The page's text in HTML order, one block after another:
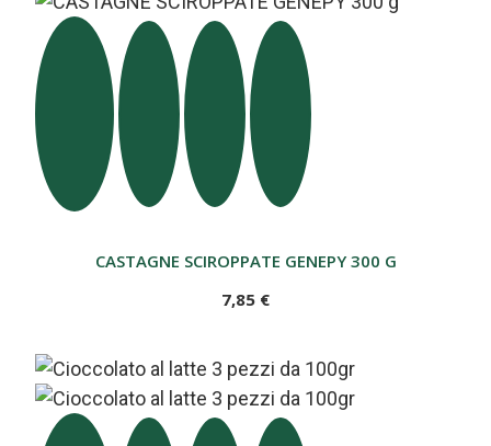
CASTAGNE SCIROPPATE GENEPY 300 G
7,85 €